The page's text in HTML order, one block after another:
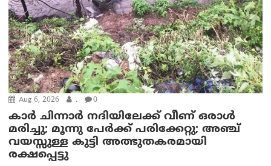
Aug 6, 2026 . 0
കാര്‍ ചിന്നാര്‍ നദിയിലേക്ക് വീണ് ഒരാള്‍
മരിച്ചു; മൂന്നു പേര്‍ക്ക് പരിക്കേറ്റു; അഞ്ച്
വയസ്സുള്ള കുട്ടി അത്ഭുതകരമായി
രക്ഷപ്പെട്ടു